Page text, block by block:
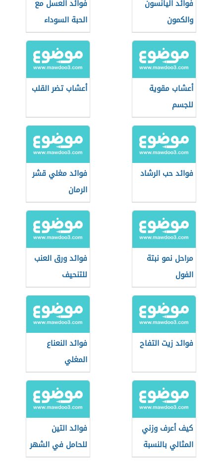
فوائد اليانسون
والكمون
فوائد العسل مع
الحبة السوداء
أعشاب مقوية
للجسم
أعشاب تضر القلب
فوائد حب الرشاد
فوائد مغلي قشر
الرمان
مراحل نمو نبتة
الفول
فوائد ورق العنب
للتنحيف
فوائد زيت التفاح
فوائد النعناع
المغلي
كيف أعرف وزني
المثالي بالنسبة
فوائد التين
للحامل في الشهر